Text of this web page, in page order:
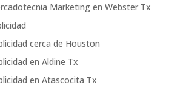
Marketing en Webster Tx
cerca de Houston
en Aldine Tx
en Atascocita Tx